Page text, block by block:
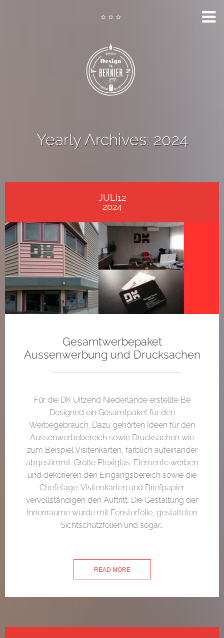
Yearly Archives: 2024
JULI12
2024
Gesamtwerbepaket
Aussenwerbung und Drucksachen
Für die DK Uitzend Niederlande erstellte Be
Designed ein Gesamtpaket für den
Werbegebrauch. Dazu gehörten Ideen für den
Aussenwerbebereich sowie Drucksachen wie
zum Beispiel Visitenkarten, farblich aufeinander
abgestimmt. Große Plexiglas-Elemente werben
und dekorieren den Eingangsbereich sowie die
Chefetage. Visitenkarten und Briefpapier
vervollständigen den Auftritt. Die Gestaltung der
Innenräume wurde mit Fensterfolie, gestalteten
Sichtschutzfolien und sogar…
READ MORE